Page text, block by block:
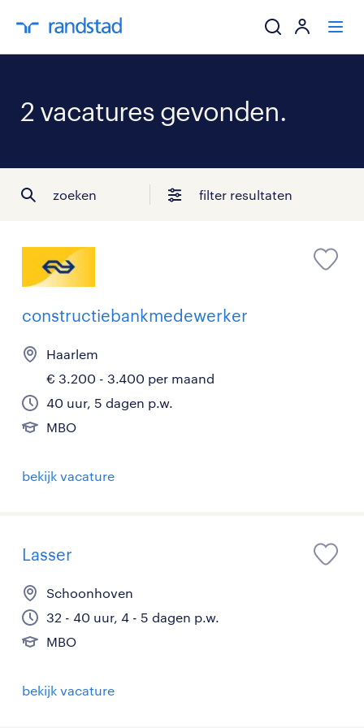
ik zoek een
2 vacatures gevonden.
zoeken filter resultaten
constructiebankmedewerker
Haarlem
€ 3.200 - 3.400 per maand
40 uur, 5 dagen p.w.
MBO
bekijk vacature
Lasser
Schoonhoven
32 - 40 uur, 4 - 5 dagen p.w.
MBO
bekijk vacature